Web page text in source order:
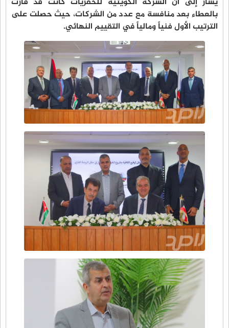
بالعطاء بعد منافسة مع عدد من الشركات، حيث حصلت على
الترتيب الأول فنياً ومالياً في التقييم النهائي.